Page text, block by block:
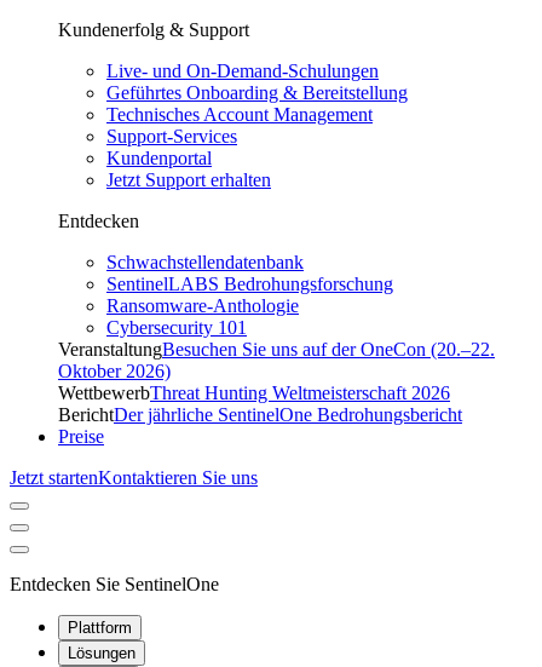
Kundenerfolg & Support
Live- und On-Demand-Schulungen
Geführtes Onboarding & Bereitstellung
Technisches Account Management
Support-Services
Kundenportal
Jetzt Support erhalten
Entdecken
Schwachstellendatenbank
SentinelLABS Bedrohungsforschung
Ransomware-Anthologie
Cybersecurity 101
VeranstaltungBesuchen Sie uns auf der OneCon (20.–22.
Oktober 2026)
WettbewerbThreat Hunting Weltmeisterschaft 2026
BerichtDer jährliche SentinelOne Bedrohungsbericht
Preise
Jetzt startenKontaktieren Sie uns
Entdecken Sie SentinelOne
Plattform
Lösungen